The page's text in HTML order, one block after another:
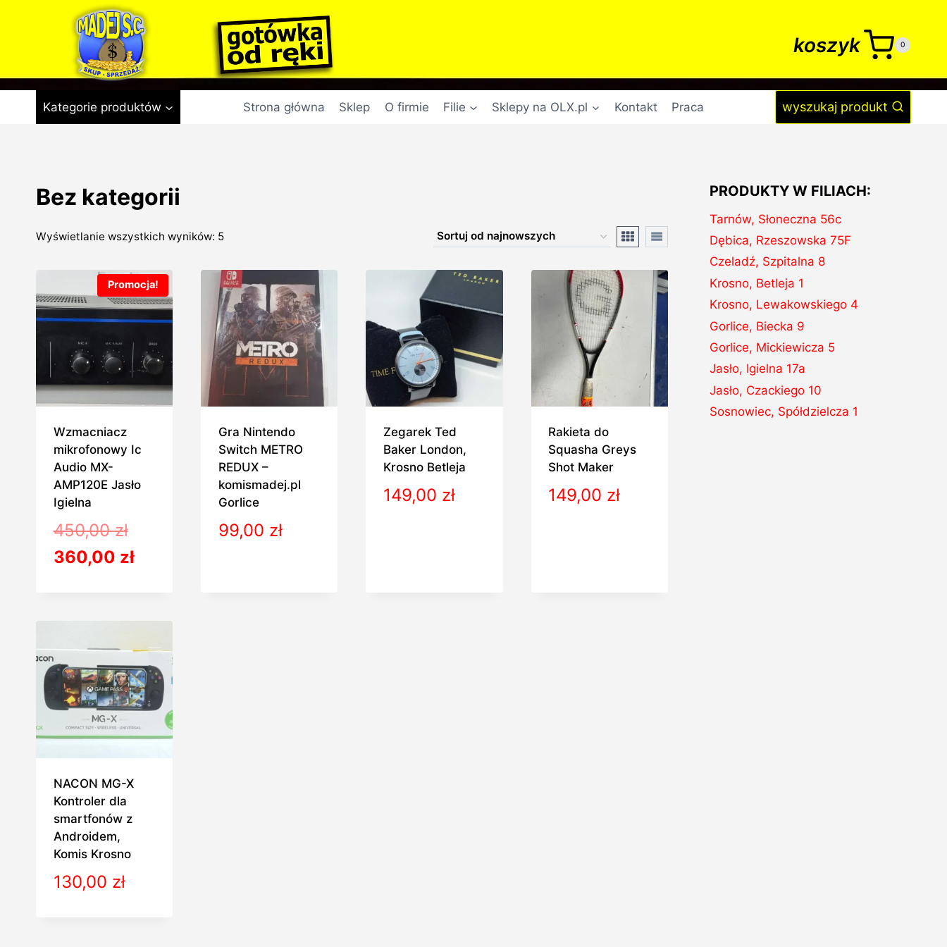
koszyk 0
Kategorie produktów Strona główna Sklep O firmie Filie Sklepy na OLX.pl Kontakt Praca wyszukaj produkt
Bez kategorii
Wyświetlanie wszystkich wyników: 5Posortowane
najnowszych
Promocja!
Wzmacniacz
mikrofonowy Ic
Audio MX-
AMP120E Jasło
Igielna
450,00złPierwotna
cena
360,00 złAktualna
Gra Nintendo
Switch METRO
REDUX –
komismadej.pl
Gorlice
99,00 zł
Zegarek Ted
Baker London,
Krosno Betleja
149,00 zł
Rakieta do
Squasha Greys
Shot Maker
149,00 zł
NACON MG-X
Kontroler dla
smartfonów z
Androidem,
Komis Krosno
130,00 zł
PRODUKTY W FILIACH:
Tarnów, Słoneczna 56c
Dębica, Rzeszowska 75F
Czeladź, Szpitalna 8
Krosno, Betleja 1
Krosno, Lewakowskiego 4
Gorlice, Biecka 9
Gorlice, Mickiewicza 5
Jasło, Igielna 17a
Jasło, Czackiego 10
Sosnowiec, Spółdzielcza 1